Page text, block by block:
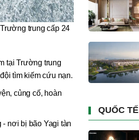
trung cấp 24
tại Trường trung
tìm kiếm cứu nạn.
củng cố, hoàn
nơi bị bão Yagi tàn
QUỐC TẾ